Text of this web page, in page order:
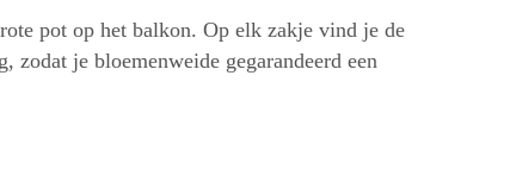
pot op het balkon. Op elk zakje vind je de
zodat je bloemenweide gegarandeerd een